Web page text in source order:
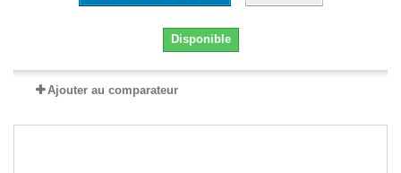
Disponible
Ajouter au comparateur